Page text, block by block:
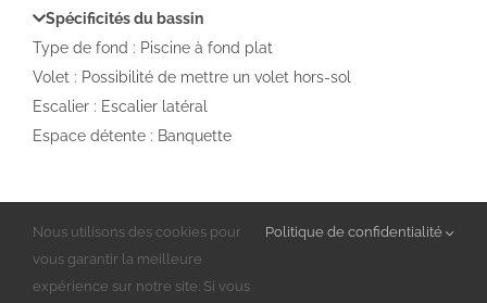
Spécificités du bassin
Type de fond : Piscine à fond plat
Volet : Possibilité de mettre un volet hors-sol
Escalier : Escalier latéral
Espace détente : Banquette
Nous utilisons des cookies pour
vous garantir la meilleure
expérience sur notre site. Si vous
Politique de confidentialité